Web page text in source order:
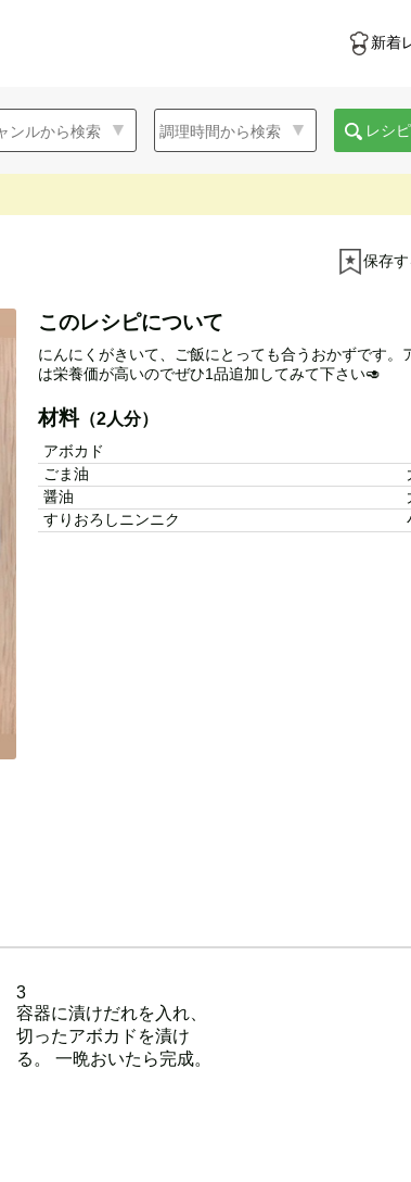
新着
レシ
保存す
このレシピについて
にんにくがきいて、ご飯にとっても合うおかずです。
は栄養価が高いのでぜひ1品追加してみて下さい🥑
材料（2人分）
アボカド
ごま油
醤油
すりおろしニンニク
3
容器に漬けだれを入れ、
切ったアボカドを漬け
る。 一晩おいたら完成。